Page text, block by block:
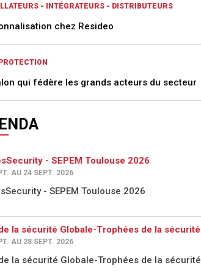
- INTÉGRATEURS - DISTRIBUTEURS
chez Resideo
qui fédère les grands acteurs du secteur
- SEPEM Toulouse 2026
AU 24 SEPT. 2026
- SEPEM Toulouse 2026
la sécurité Globale-Trophées de la sécurité
AU 28 SEPT. 2026
la sécurité Globale-Trophées de la sécurité